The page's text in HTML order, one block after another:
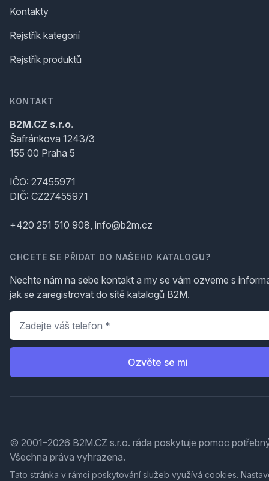
Kontakty
Rejstřík kategorií
Rejstřík produktů
KONTAKT
B2M.CZ s.r.o.
Šafránkova 1243/3
155 00 Praha 5
IČO: 27455971
DIČ: CZ27455971
+420 251 510 908, info@b2m.cz
CHCETE SE PŘIDAT DO NAŠEHO KATALOGU?
Nechte nám na sebe kontakt a my se vám ozveme s
jak se zaregistrovat do sítě katalogů B2M.
Telefon
Ozvěte se mi
© 2001–2026 B2M.CZ s.r.o. ráda poskytuje pomoc
Všechna práva vyhrazena.
Tato stránka v rámci poskytování služeb využívá cookies.